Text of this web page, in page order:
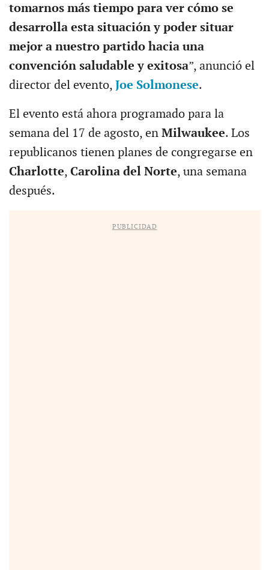
tomarnos más tiempo para ver cómo se
desarrolla esta situación y poder situar
mejor a nuestro partido hacia una
convención saludable y exitosa”, anunció el
director del evento, Joe Solmonese.
El evento está ahora programado para la
semana del 17 de agosto, en Milwaukee. Los
republicanos tienen planes de congregarse en
Charlotte, Carolina del Norte, una semana
después.
PUBLICIDAD